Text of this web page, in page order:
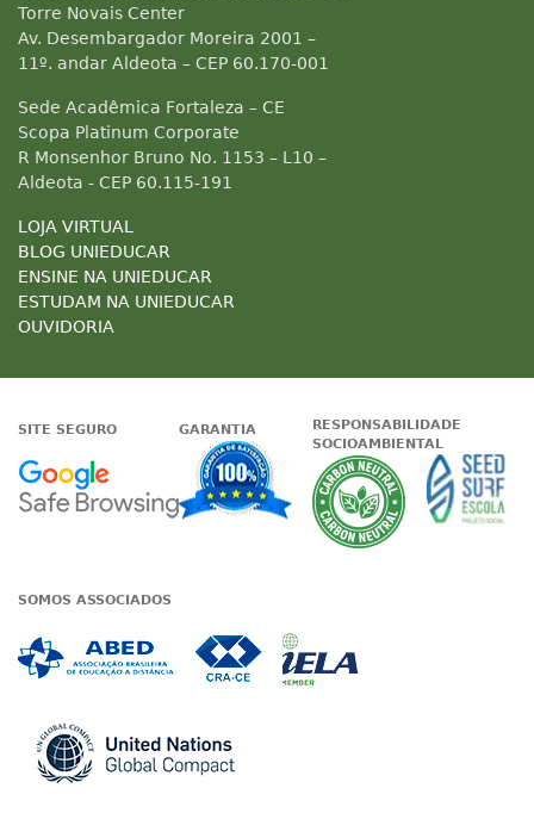
Torre Novais Center
Av. Desembargador Moreira 2001 –
11º. andar Aldeota – CEP 60.170-001
Sede Acadêmica Fortaleza – CE
Scopa Platinum Corporate
R Monsenhor Bruno No. 1153 – L10 –
Aldeota - CEP 60.115-191
LOJA VIRTUAL
BLOG UNIEDUCAR
ENSINE NA UNIEDUCAR
ESTUDAM NA UNIEDUCAR
OUVIDORIA
SITE SEGURO
Google - Status do site no
GARANTIA
Garantia de
RESPONSABILIDADE
SOCIOAMBIENTAL
A
SOMOS ASSOCIADOS